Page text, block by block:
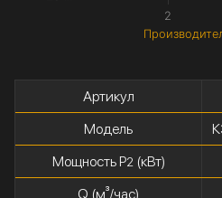
2
Артикул
Модель
Мощность P2(кВт)
Q (м³/час)